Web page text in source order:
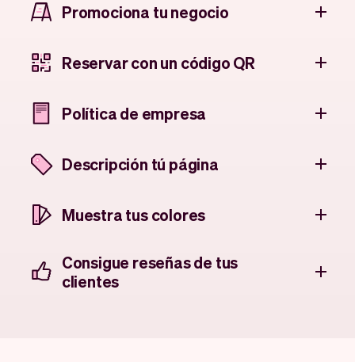
Promociona tu negocio
Reservar con un código QR
Política de empresa
Descripción tú página
Muestra tus colores
Consigue reseñas de tus
clientes